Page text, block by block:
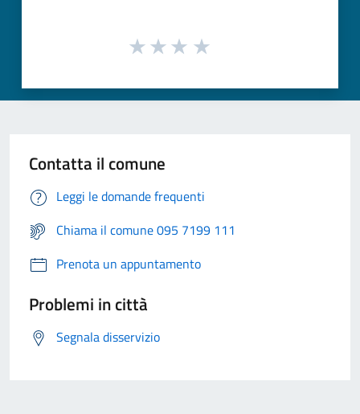
Contatta il comune
Leggi le domande frequenti
Chiama il comune 095 7199 111
Prenota un appuntamento
Problemi in città
Segnala disservizio